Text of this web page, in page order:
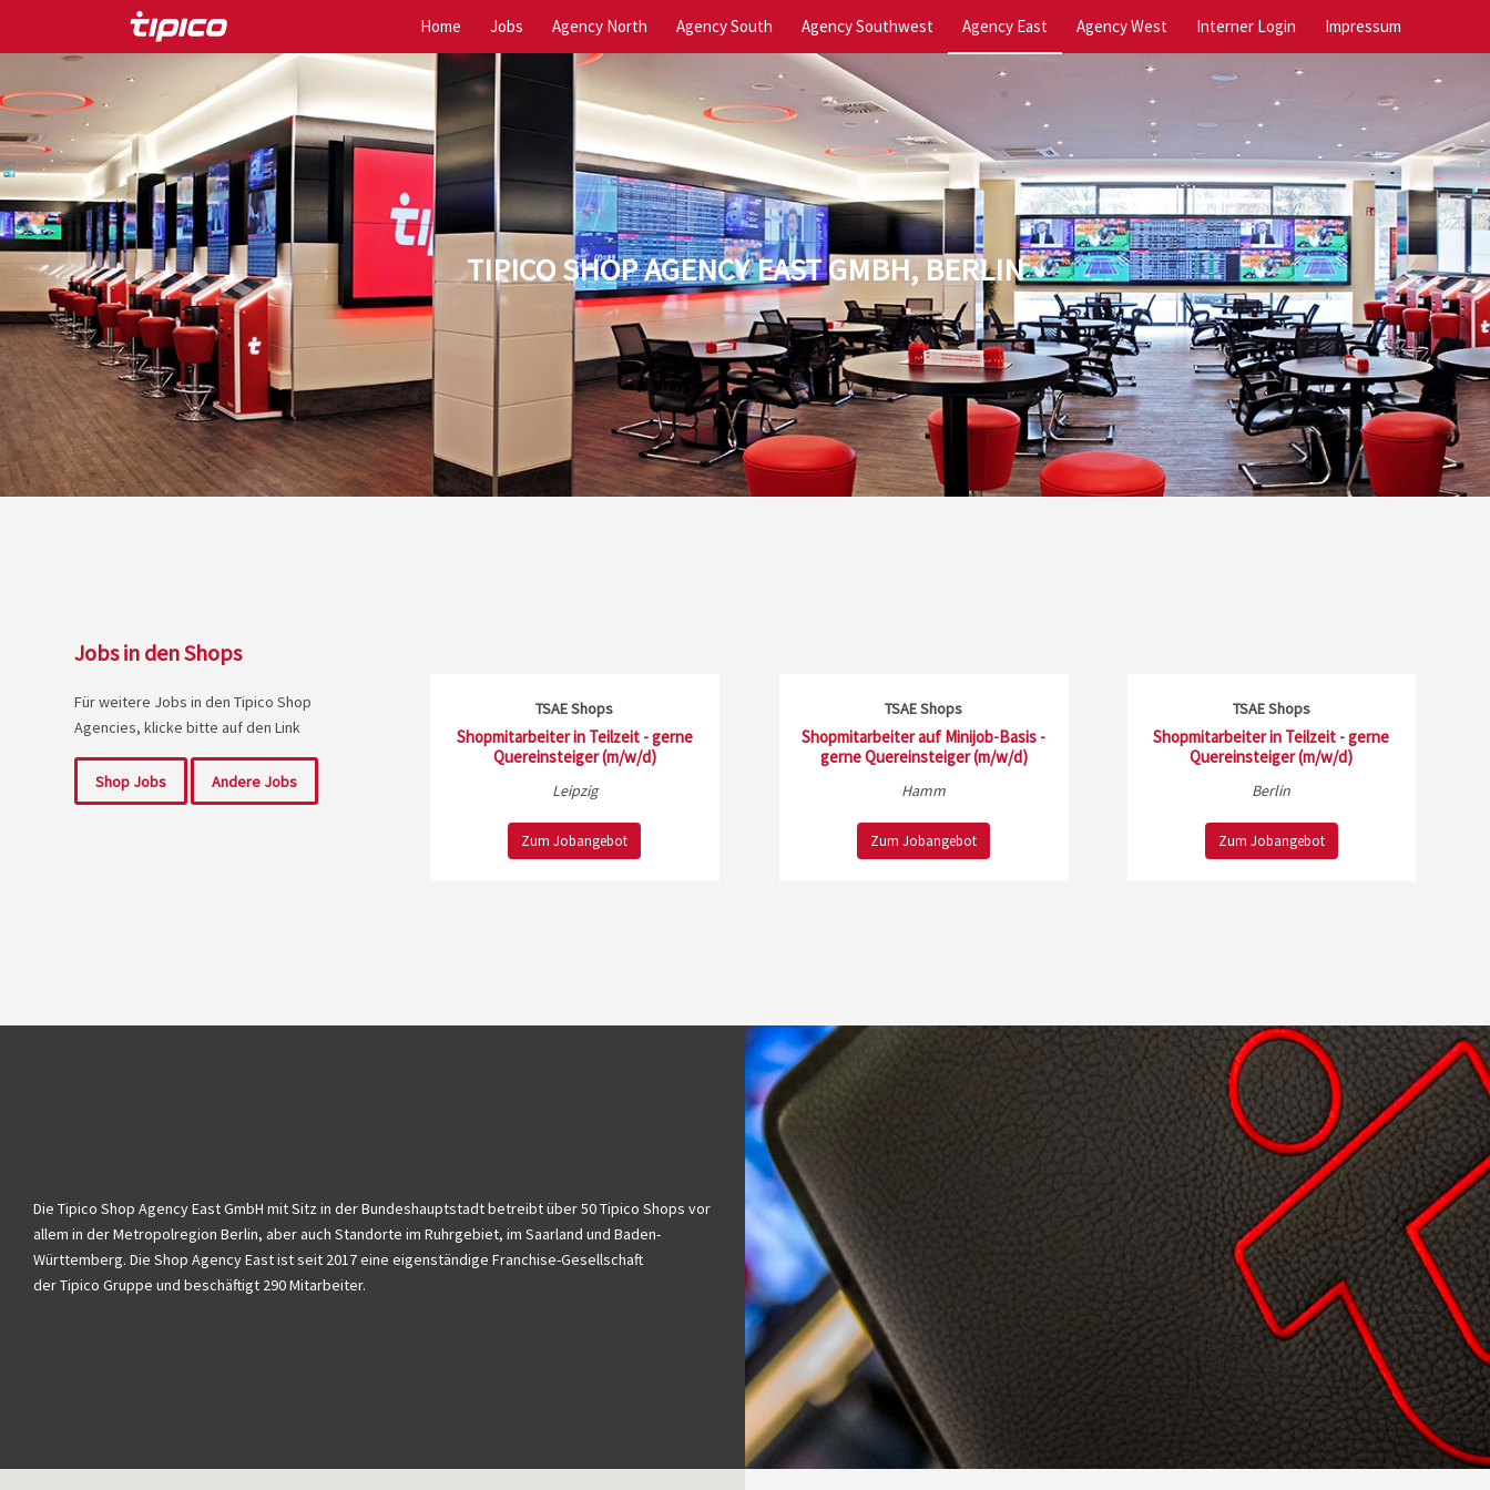
Home Jobs Agency North Agency South Agency Southwest Agency East Agency West Interner Login Impressum
TIPICO SHOP AGENCY EAST GMBH, BERLIN
Jobs in den Shops
Für weitere Jobs in den Tipico Shop
Agencies, klicke bitte auf den Link
Shop Jobs Andere Jobs
TSAE Shops
Shopmitarbeiter in Teilzeit - gerne
Quereinsteiger (m/w/d)
Leipzig
Zum Jobangebot
TSAE Shops
Shopmitarbeiter auf Minijob-Basis -
gerne Quereinsteiger (m/w/d)
Hamm
Zum Jobangebot
TSAE Shops
Shopmitarbeiter in Teilzeit - gerne
Quereinsteiger (m/w/d)
Berlin
Zum Jobangebot
Die Tipico Shop Agency East GmbH mit Sitz in der Bundeshauptstadt betreibt über 50 Tipico Shops vor
allem in der Metropolregion Berlin, aber auch Standorte im Ruhrgebiet, im Saarland und Baden-
Württemberg. Die Shop Agency East ist seit 2017 eine eigenständige Franchise-Gesellschaft
der Tipico Gruppe und beschäftigt 290 Mitarbeiter.